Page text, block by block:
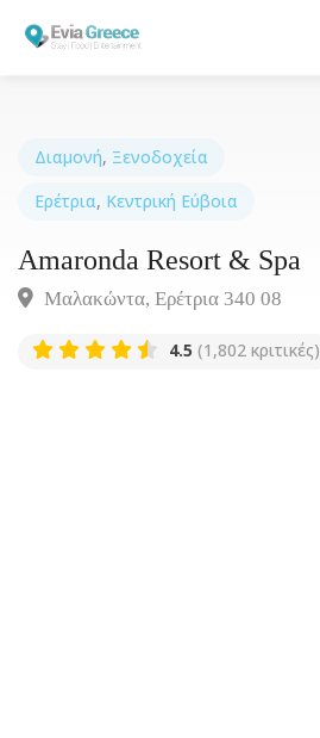
Τοποθεσία
Αναζήτηση
Διαμονή, Ξενοδοχεία
Ερέτρια, Κεντρική Εύβοια
Amaronda Resort & Spa
Μαλακώντα, Ερέτρια 340 08
4.5 (1,802 κριτικές)